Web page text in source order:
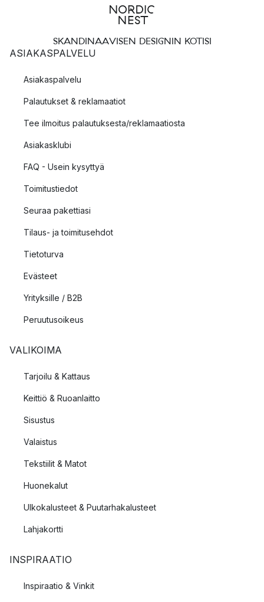
SKANDINAAVISEN DESIGNIN KOTISI
ASIAKASPALVELU
Asiakaspalvelu
Palautukset & reklamaatiot
Tee ilmoitus palautuksesta/reklamaatiosta
Asiakasklubi
FAQ - Usein kysyttyä
Toimitustiedot
Seuraa pakettiasi
Tilaus- ja toimitusehdot
Tietoturva
Evästeet
Yrityksille / B2B
Peruutusoikeus
VALIKOIMA
Tarjoilu & Kattaus
Keittiö & Ruoanlaitto
Sisustus
Valaistus
Tekstiilit & Matot
Huonekalut
Ulkokalusteet & Puutarhakalusteet
Lahjakortti
INSPIRAATIO
Inspiraatio & Vinkit